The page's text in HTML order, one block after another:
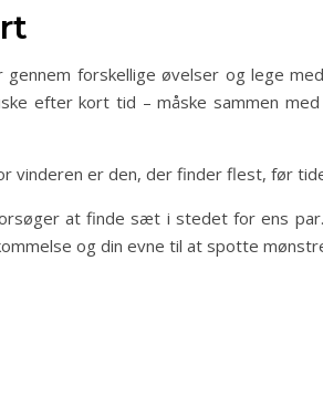
forskellige øvelser og lege
efter kort tid – måske sammen
vinderen er den, der finder flest, før
at finde sæt i stedet for ens
og din evne til at spotte